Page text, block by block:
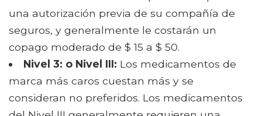
una autorización previa de su compañía de
seguros, y generalmente le costarán un
copago moderado de $ 15 a $ 50.
Nivel 3: o Nivel III: Los medicamentos de
marca más caros cuestan más y se
consideran no preferidos. Los medicamentos